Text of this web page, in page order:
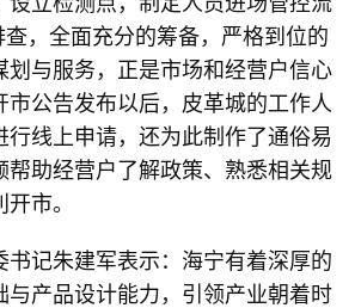
，全面充分的筹备，严格到位的
划与服务，正是市场和经营户信心
市公告发布以后，皮革城的工作人
行线上申请，还为此制作了通俗易
帮助经营户了解政策、熟悉相关规
市。
记朱建军表示：海宁有着深厚的
与产品设计能力，引领产业朝着时